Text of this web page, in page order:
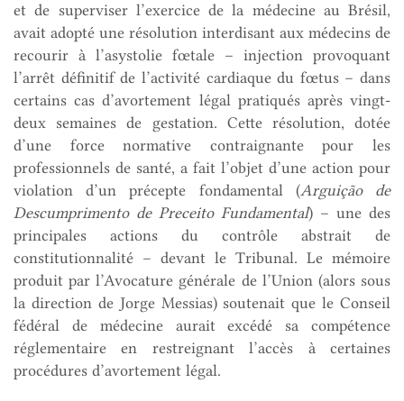
et de superviser l’exercice de la médecine au Brésil,
avait adopté une résolution interdisant aux médecins de
recourir à l’asystolie fœtale – injection provoquant
l’arrêt définitif de l’activité cardiaque du fœtus – dans
certains cas d’avortement légal pratiqués après vingt-
deux semaines de gestation. Cette résolution, dotée
d’une force normative contraignante pour les
professionnels de santé, a fait l’objet d’une action pour
violation d’un précepte fondamental (Arguição de
Descumprimento de Preceito Fundamental) – une des
principales actions du contrôle abstrait de
constitutionnalité – devant le Tribunal. Le mémoire
produit par l’Avocature générale de l’Union (alors sous
la direction de Jorge Messias) soutenait que le Conseil
fédéral de médecine aurait excédé sa compétence
réglementaire en restreignant l’accès à certaines
procédures d’avortement légal.